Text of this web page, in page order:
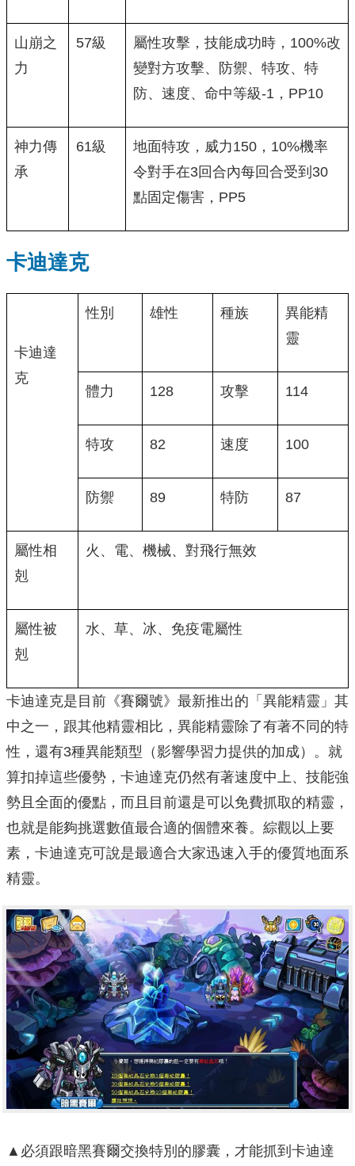
山崩之
力
57級
屬性攻擊，技能成功時，100%改
變對方攻擊、防禦、特攻、特
防、速度、命中等級-1，PP10
神力傳
承
61級
地面特攻，威力150，10%機率
令對手在3回合內每回合受到30
點固定傷害，PP5
卡迪達克
卡迪達
克
性別 雄性 種族
異能精
靈
體力 128 攻擊 114
特攻 82 速度 100
防禦 89 特防 87
屬性相
剋
火、電、機械、對飛行無效
屬性被
剋
水、草、冰、免疫電屬性
卡迪達克是目前《賽爾號》最新推出的「異能精靈」其
中之一，跟其他精靈相比，異能精靈除了有著不同的特
性，還有3種異能類型（影響學習力提供的加成）。就
算扣掉這些優勢，卡迪達克仍然有著速度中上、技能強
勢且全面的優點，而且目前還是可以免費抓取的精靈，
也就是能夠挑選數值最合適的個體來養。綜觀以上要
素，卡迪達克可說是最適合大家迅速入手的優質地面系
精靈。
▲必須跟暗黑賽爾交換特別的膠囊，才能抓到卡迪達